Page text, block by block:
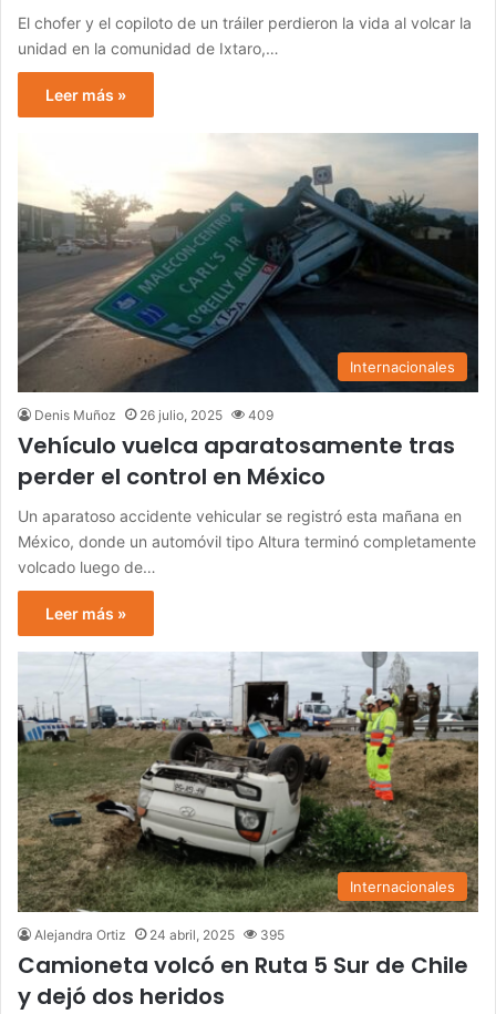
El chofer y el copiloto de un tráiler perdieron la vida al volcar la
unidad en la comunidad de Ixtaro,…
Leer más »
Internacionales
Denis Muñoz 26 julio, 2025 409
Vehículo vuelca aparatosamente tras
perder el control en México
Un aparatoso accidente vehicular se registró esta mañana en
México, donde un automóvil tipo Altura terminó completamente
volcado luego de…
Leer más »
Internacionales
Alejandra Ortiz 24 abril, 2025 395
Camioneta volcó en Ruta 5 Sur de Chile
y dejó dos heridos